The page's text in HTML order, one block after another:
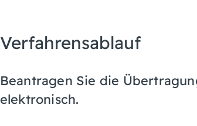
Verfahrensablauf
Beantragen Sie die
elektronisch.